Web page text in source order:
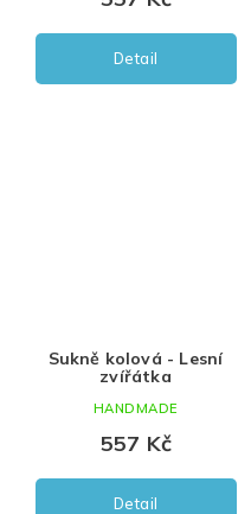
Detail
Sukně kolová - Lesní
zvířátka
557 Kč
Detail
HANDMADE